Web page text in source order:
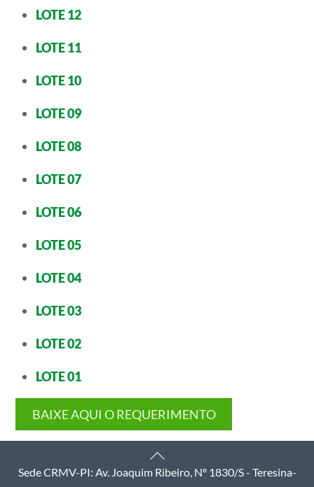
LOTE 12
LOTE 11
LOTE 10
LOTE 09
LOTE 08
LOTE 07
LOTE 06
LOTE 05
LOTE 04
LOTE 03
LOTE 02
LOTE 01
BAIXE AQUI O REQUERIMENTO
Back
To
Sede CRMV-PI: Av. Joaquim Ribeiro, Nº 1830/S - Teresina-